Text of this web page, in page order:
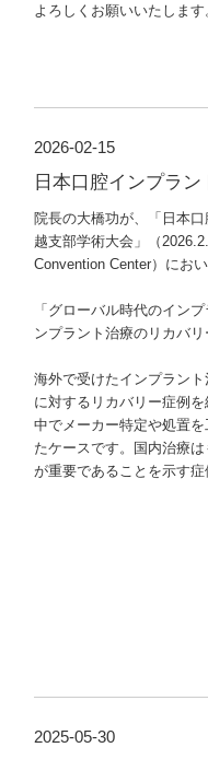
よろしくお願いいたします
2026-02-15
日本口腔インプラ
院長の大橋功が、「日本
越支部学術大会」（
Convention Center）にお
「グローバル時代のイン
ンプラント治療のリカバリ
海外で受けたインプラン
に対するリカバリー症例
中でメーカー特定や処置
たケースです。国内治療
が重要であることを示す症
2025-05-30